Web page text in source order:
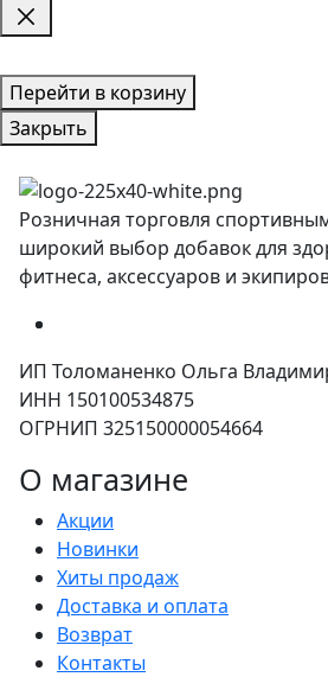
Перейти в корзину
Закрыть
Розничная торговля
широкий выбор добавок для
фитнеса, аксессуаров и
ИП Толоманенко Ольга
ИНН 150100534875
ОГРНИП 325150000054664
О магазине
Акции
Новинки
Хиты продаж
Доставка и оплата
Возврат
Контакты